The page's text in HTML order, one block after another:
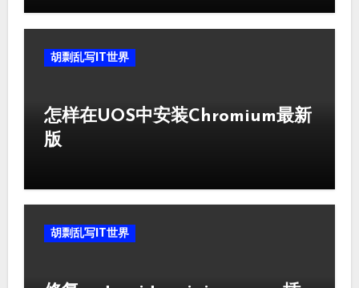
胡剽乱写IT世界
怎样在UOS中安装Chromium最新
版
胡剽乱写IT世界